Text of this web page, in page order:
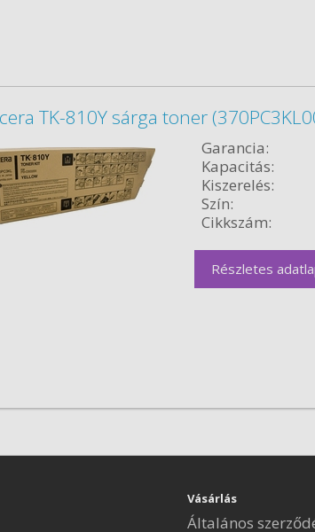
TK-810Y sárga toner
Garancia:
Kapacitás:
Kiszerelés:
Szín:
Cikkszám:
Részletes
Vásárlás
Általános